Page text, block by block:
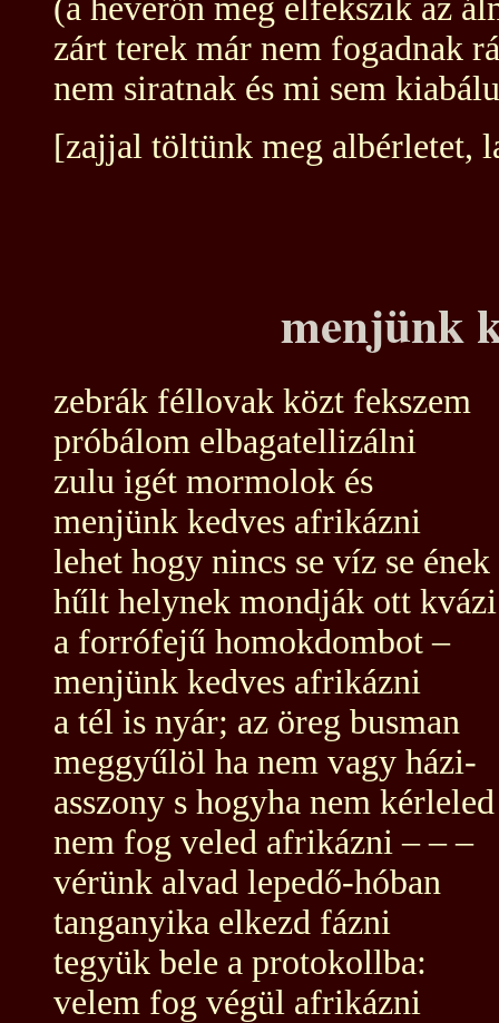
(a heverőn meg elfekszik az
zárt terek már nem fogadnak
nem siratnak és mi sem
[zajjal töltünk meg albérletet,
menjünk
zebrák féllovak közt fekszem
próbálom elbagatellizálni
zulu igét mormolok és
menjünk kedves afrikázni
lehet hogy nincs se víz se ének
hűlt helynek mondják ott kvázi
a forrófejű homokdombot –
menjünk kedves afrikázni
a tél is nyár; az öreg busman
meggyűlöl ha nem vagy házi-
asszony s hogyha nem kérleled
nem fog veled afrikázni – – –
vérünk alvad lepedő-hóban
tanganyika elkezd fázni
tegyük bele a protokollba:
velem fog végül afrikázni